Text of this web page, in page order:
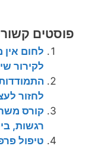
פוסטים
לחום אין
לקירור
לחזור
קורס
רגשות,
טיפול